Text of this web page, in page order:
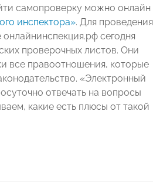
самопроверку можно онлайн
инспектора». Для проведения
сегодня
проверочных листов. Они
все правоотношения, которые
«Электронный
отвечать на вопросы
какие есть плюсы от такой